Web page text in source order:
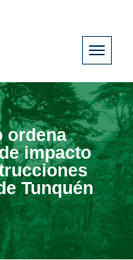
ordena
impacto
Tunquén